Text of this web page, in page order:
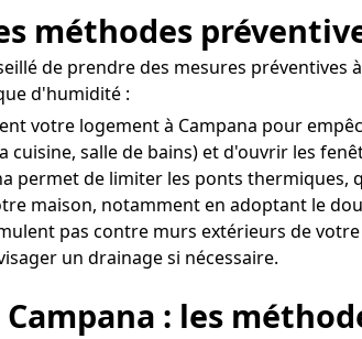
méthodes
de prendre des mesures
d'humidité :
votre logement à Campana pour
cuisine, salle de bains) et d'ouvrir les
permet de limiter les ponts
maison, notamment en adoptant le
pas contre murs extérieurs de
un drainage si nécessaire.
: les